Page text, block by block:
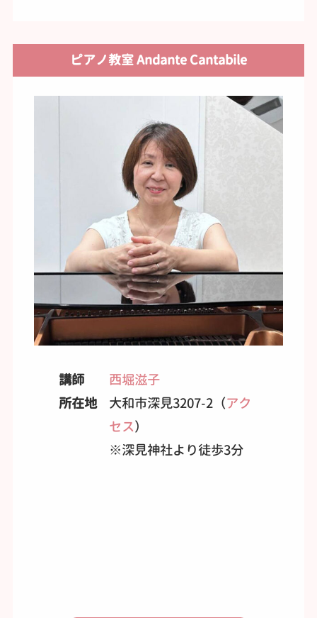
ピアノ教室 Andante Cantabile
講師
西堀滋子
所在地
大和市深見3207-2（アク
セス）
※深見神社より徒歩3分